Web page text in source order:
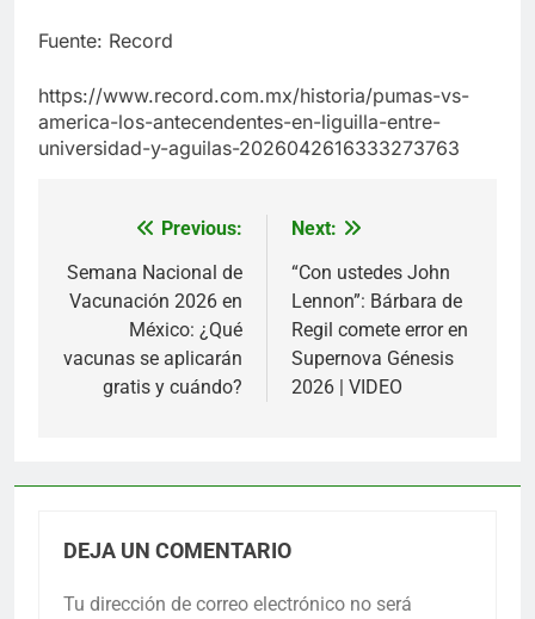
Fuente: Record
https://www.record.com.mx/historia/pumas-vs-
america-los-antecendentes-en-liguilla-entre-
universidad-y-aguilas-2026042616333273763
Navegación
de
entradas
Previous:
Semana Nacional de
Vacunación 2026 en
México: ¿Qué
vacunas se aplicarán
gratis y cuándo?
Next:
“Con ustedes John
Lennon”: Bárbara de
Regil comete error en
Supernova Génesis
2026 | VIDEO
DEJA UN COMENTARIO
Tu dirección de correo electrónico no será